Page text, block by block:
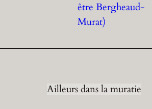
être Bergheaud-
Murat)
Ailleurs dans la muratie